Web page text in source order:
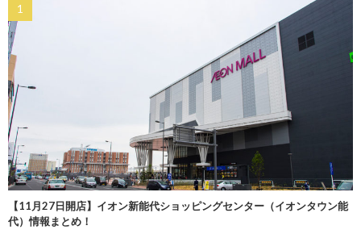
【11月27日開店】イオン新能代ショッピングセンター（イオンタウン能
代）情報まとめ！